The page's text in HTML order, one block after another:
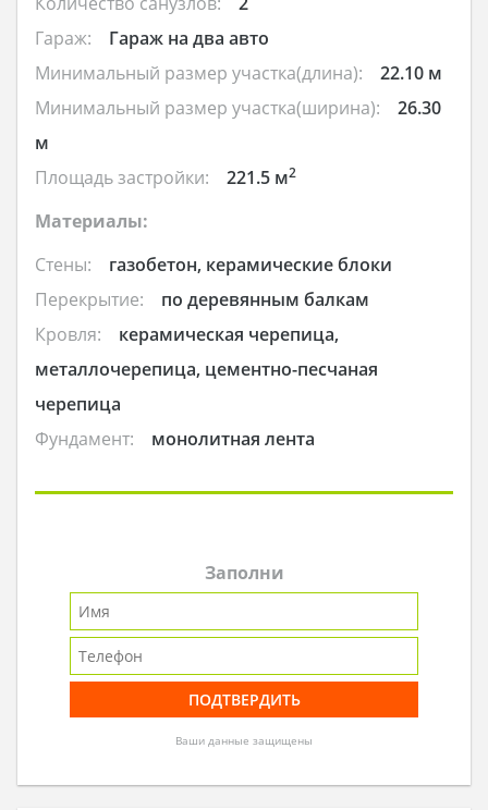
Гараж:
Гараж на два авто
Минимальный размер участка(длина):
22.10 м
Минимальный размер участка(ширина):
26.30
м
Площадь застройки:
221.5 м2
Материалы:
Стены:
газобетон, керамические блоки
Перекрытие:
по деревянным балкам
Кровля:
керамическая черепица,
металлочерепица, цементно-песчаная
черепица
Фундамент:
монолитная лента
Заполни
Ваши данные защищены